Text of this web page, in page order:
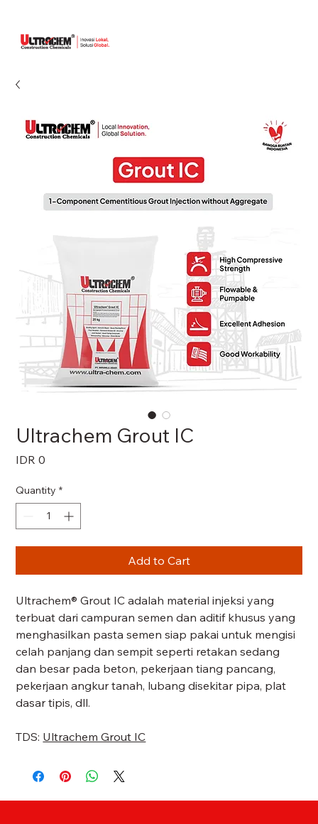
Ultrachem Grout IC
IDR 0
Quantity *
Add to Cart
Ultrachem® Grout IC adalah material injeksi yang
terbuat dari campuran semen dan aditif khusus yang
menghasilkan pasta semen siap pakai untuk mengisi
celah panjang dan sempit seperti retakan sedang
dan besar pada beton, pekerjaan tiang pancang,
pekerjaan angkur tanah, lubang disekitar pipa, plat
dasar tipis, dll.
TDS: Ultrachem Grout IC